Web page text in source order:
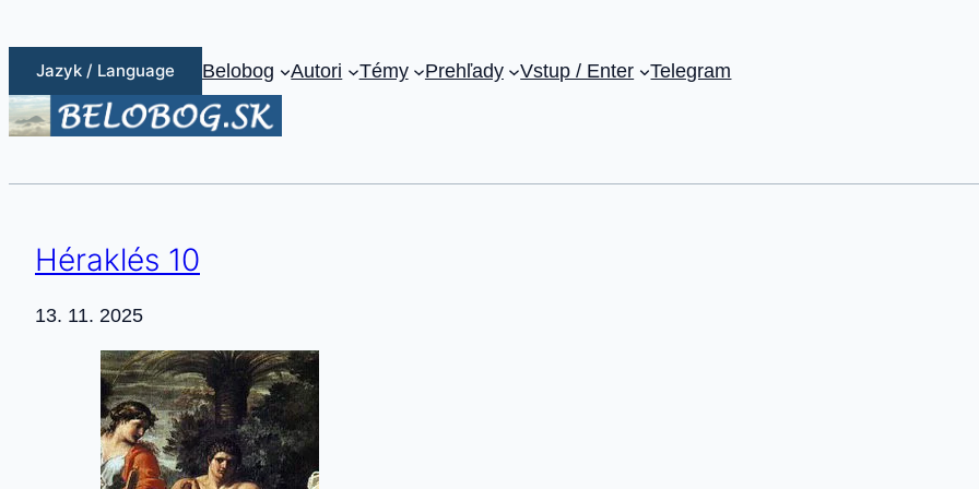
na
obsah
Jazyk / Language Belobog Autori Témy Prehľady Vstup / Enter Telegram
Héraklés 10
13. 11. 2025